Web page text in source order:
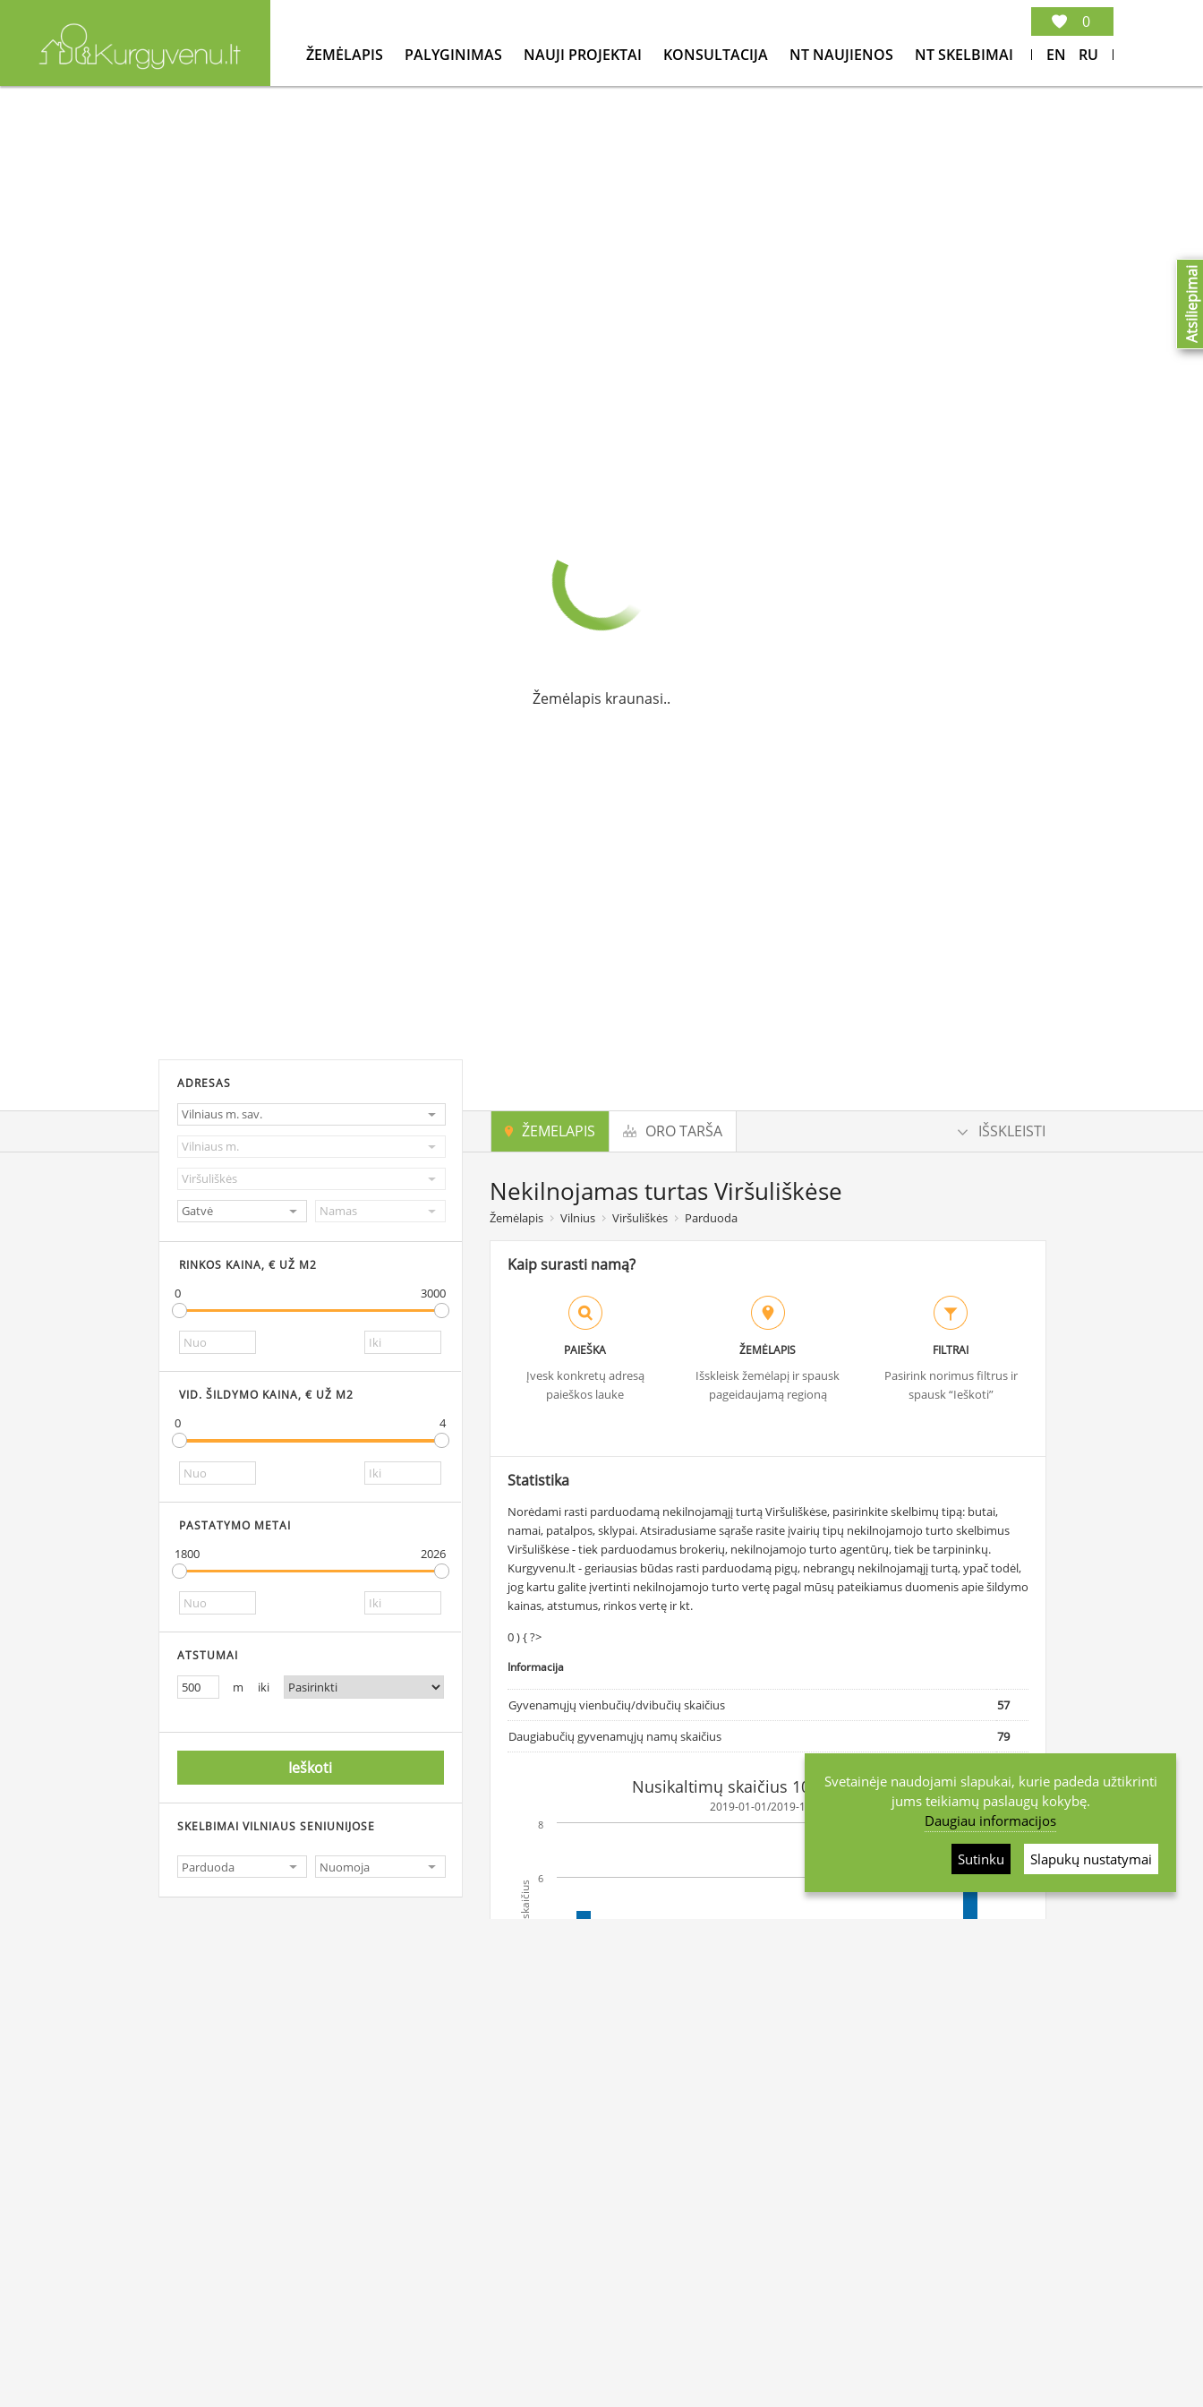
ŽEMĖLAPIS PALYGINIMAS NAUJI PROJEKTAI KONSULTACIJA NT NAUJIENOS NT SKELBIMAI EN RU
0
Žemėlapis kraunasi..
ŽEMELAPIS ORO TARŠA IŠSKLEISTI
Nekilnojamas turtas Viršuliškėse
Žemėlapis Vilnius Viršuliškės Parduoda
Kaip surasti namą?
PAIEŠKA
Įvesk konkretų adresą
paieškos lauke
ŽEMĖLAPIS
Išskleisk žemėlapį ir spausk
pageidaujamą regioną
FILTRAI
Pasirink norimus filtrus ir
spausk “Ieškoti”
Statistika
Norėdami rasti parduodamą nekilnojamąjį turtą Viršuliškėse, pasirinkite skelbimų tipą: butai,
namai, patalpos, sklypai. Atsiradusiame sąraše rasite įvairių tipų nekilnojamojo turto skelbimus
Viršuliškėse - tiek parduodamus brokerių, nekilnojamojo turto agentūrų, tiek be tarpininkų.
Kurgyvenu.lt - geriausias būdas rasti parduodamą pigų, nebrangų nekilnojamąjį turtą, ypač todėl,
jog kartu galite įvertinti nekilnojamojo turto vertę pagal mūsų pateikiamus duomenis apie šildymo
kainas, atstumus, rinkos vertę ir kt.
0 ) { ?>
Informacija
Gyvenamųjų vienbučių/dvibučių skaičius
57
Daugiabučių gyvenamųjų namų skaičius
79
Nusikaltimų skaičius
Nusikaltimų skaičius 1000 gyventojų
2019-01-01/2019-12-31
6
8
ADRESAS
RINKOS KAINA, € UŽ M2
0 3000
VID. ŠILDYMO KAINA, € UŽ M2
0 4
PASTATYMO METAI
1800 2026
ATSTUMAI
m iki
Ieškoti
SKELBIMAI VILNIAUS SENIUNIJOSE
Atsiliepimai
Svetainėje naudojami slapukai, kurie padeda užtikrinti
jums teikiamų paslaugų kokybę.
Daugiau informacijos
Sutinku Slapukų nustatymai